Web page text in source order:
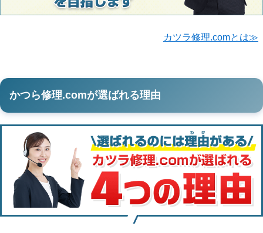
カツラ修理.comとは≫
かつら修理.comが選ばれる理由